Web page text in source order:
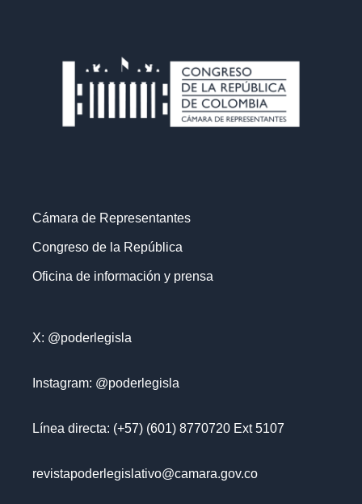
Cámara de Representantes
Congreso de la República
Oficina de información y prensa
X: @poderlegisla
Instagram: @poderlegisla
Línea directa: (+57) (601) 8770720 Ext 5107
revistapoderlegislativo@camara.gov.co